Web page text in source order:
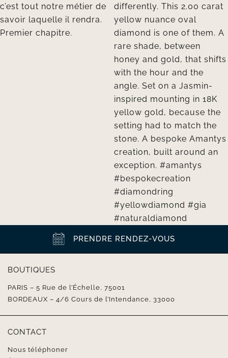
PRENDRE RENDEZ-VOUS
BOUTIQUES
PARIS – 5 Rue de l’Échelle, 75001
BORDEAUX – 4/6 Cours de l’Intendance, 33000
CONTACT
Nous téléphoner